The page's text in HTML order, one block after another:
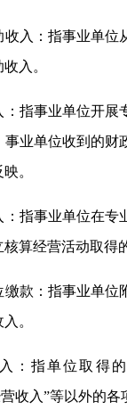
收入：指事业单位
入。
：指事业单位开展
事业单位收到的财
。
：指事业单位在专
算经营活动取得
缴款：指事业单位
。
：指单位取得
收入”等以外的各